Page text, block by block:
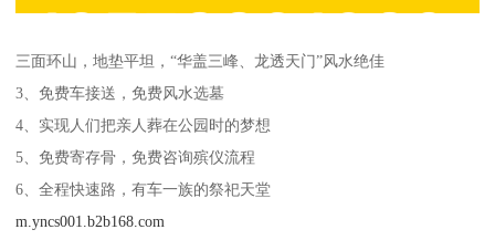
三面环山，地垫平坦，“华盖三峰、龙透天门”风水绝佳
3、免费车接送，免费风水选墓
4、实现人们把亲人葬在公园时的梦想
5、免费寄存骨，免费咨询殡仪流程
6、全程快速路，有车一族的祭祀天堂
m.yncs001.b2b168.com